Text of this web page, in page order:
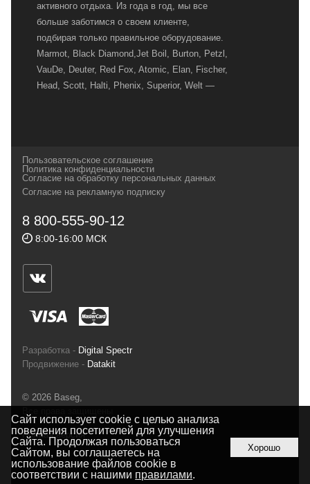
активного отдыха. Из года в год, мы все
больше заботимся о своем клиенте,
подбирая только правильное оборудование.
Marmot, Black Diamond,Jet Boil, Burton, Petzl,
VauDe, Deuter, Red Fox, Atomic, Elan, Fischer,
Head, Scott, Halti, Phenix, Superior, Welt —
и взыскательных путешественников,
спортсменов и отдыхающих.
Геннадьевич
ИНН 590300057023 ОГРН 304590319000121
ул.Советская, 25, магазин Басег.
Тел./факс (342) 2101242
Пользовательское соглашение
Политика конфиденциальности
Согласие на обработку персональных данных
Согласие на рекламную подписку
8 800-555-90-12
8:00-16:00 МСК
Разработка - Digital Spectr
Продвижение - Datakit
© 2026 Baseg,
Полная версия
Сайт использует cookie с целью анализа
поведения посетителей для улучшения
Сайта. Продолжая пользоваться
Сайтом, вы соглашаетесь на
использование файлов cookie в
соответствии с нашими правилами.
Хорошо